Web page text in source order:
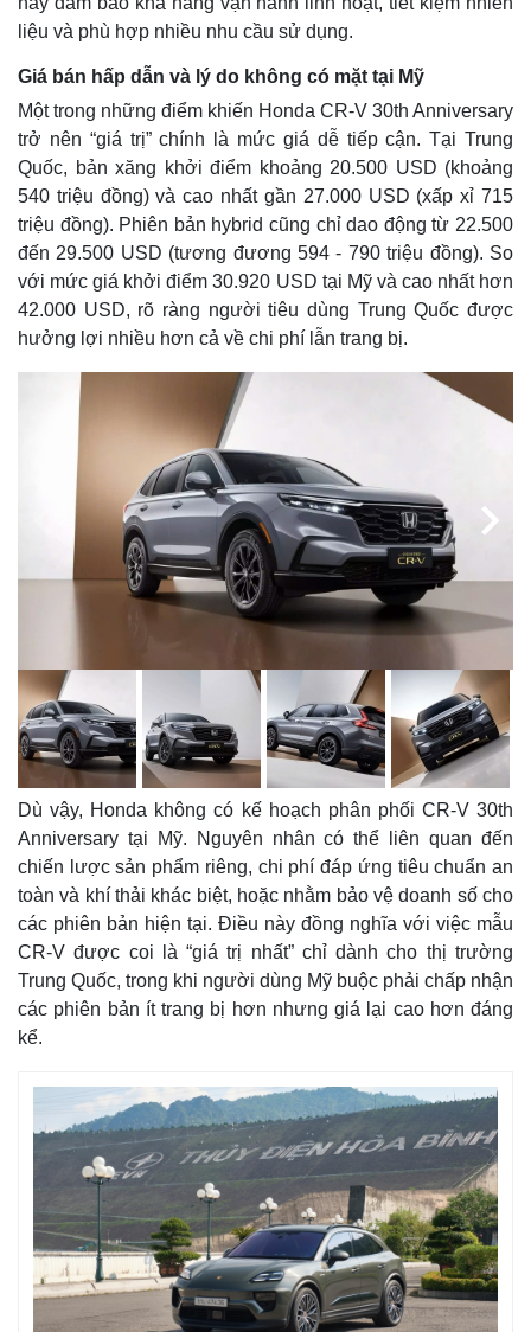
Khởi nghiệp
Thị trường
Tiêu dùng
Tỷ giá
Chứng khoán
Giá cà phê
liệu và phù hợp nhiều nhu cầu sử dụng.
Giá bán hấp dẫn và lý do không có mặt tại Mỹ
Một trong những điểm khiến Honda CR-V 30th Anniversary
trở nên “giá trị” chính là mức giá dễ tiếp cận. Tại Trung
Quốc, bản xăng khởi điểm khoảng 20.500 USD (khoảng
540 triệu đồng) và cao nhất gần 27.000 USD (xấp xỉ 715
triệu đồng). Phiên bản hybrid cũng chỉ dao động từ 22.500
đến 29.500 USD (tương đương 594 - 790 triệu đồng). So
với mức giá khởi điểm 30.920 USD tại Mỹ và cao nhất hơn
42.000 USD, rõ ràng người tiêu dùng Trung Quốc được
hưởng lợi nhiều hơn cả về chi phí lẫn trang bị.
Dù vậy, Honda không có kế hoạch phân phối CR-V 30th
Anniversary tại Mỹ. Nguyên nhân có thể liên quan đến
chiến lược sản phẩm riêng, chi phí đáp ứng tiêu chuẩn an
toàn và khí thải khác biệt, hoặc nhằm bảo vệ doanh số cho
các phiên bản hiện tại. Điều này đồng nghĩa với việc mẫu
CR-V được coi là “giá trị nhất” chỉ dành cho thị trường
Trung Quốc, trong khi người dùng Mỹ buộc phải chấp nhận
các phiên bản ít trang bị hơn nhưng giá lại cao hơn đáng
kể.